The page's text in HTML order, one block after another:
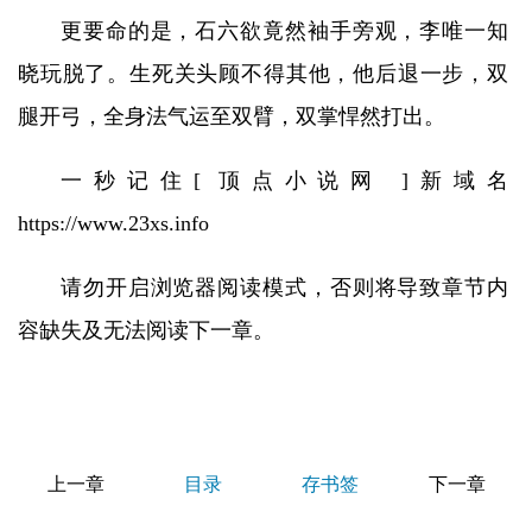
更要命的是，石六欲竟然袖手旁观，李唯一知
晓玩脱了。生死关头顾不得其他，他后退一步，双
腿开弓，全身法气运至双臂，双掌悍然打出。
一秒记住[ 顶点小说网 ]新域名
https://www.23xs.info
请勿开启浏览器阅读模式，否则将导致章节内
容缺失及无法阅读下一章。
上一章 目录 存书签 下一章